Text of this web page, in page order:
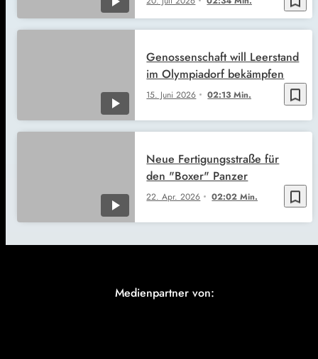
bookmark_border
15. Juni 2026 02:13 Min.
Genossenschaft will Leerstand
im Olympiadorf bekämpfen
bookmark_border
22. Apr. 2026 02:02 Min.
Neue Fertigungsstraße für
den "Boxer" Panzer
Medienpartner von: